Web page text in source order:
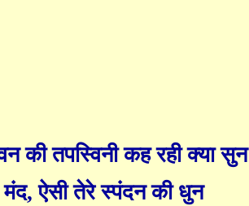
की तपस्विनी कह रही क्या सुन
मंद,ऐसी तेरे स्पंदन की धुन